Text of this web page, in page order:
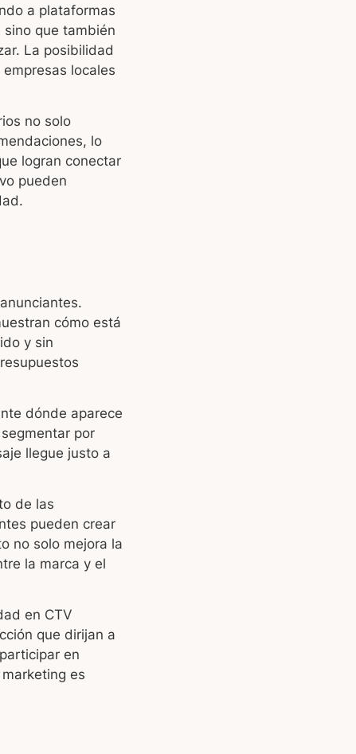
a plataformas
que también
La posibilidad
locales
no solo
lo
logran conectar
pueden
cómo está
y sin
dónde aparece
por
llegue justo a
de las
pueden crear
no solo mejora la
la marca y el
en CTV
que dirijan a
en
es